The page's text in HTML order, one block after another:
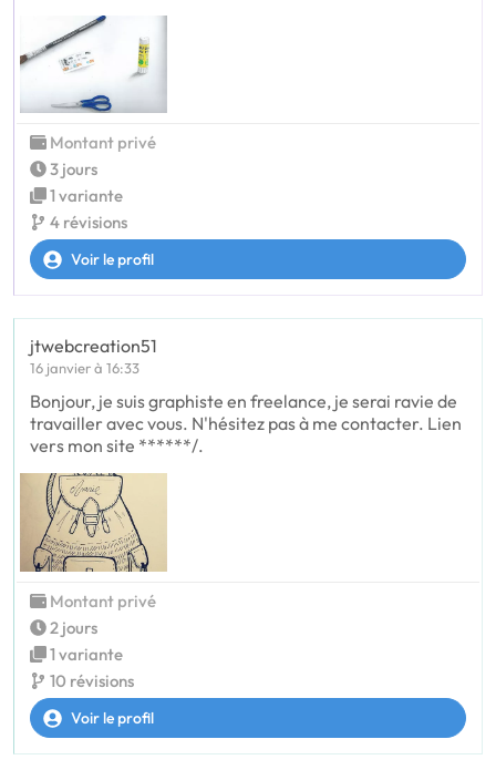
Montant privé
3 jours
1 variante
4 révisions
Voir le profil
jtwebcreation51
16 janvier à 16:33
Bonjour, je suis graphiste en freelance, je serai ravie de
travailler avec vous. N'hésitez pas à me contacter. Lien
vers mon site ******/.
Montant privé
2 jours
1 variante
10 révisions
Voir le profil